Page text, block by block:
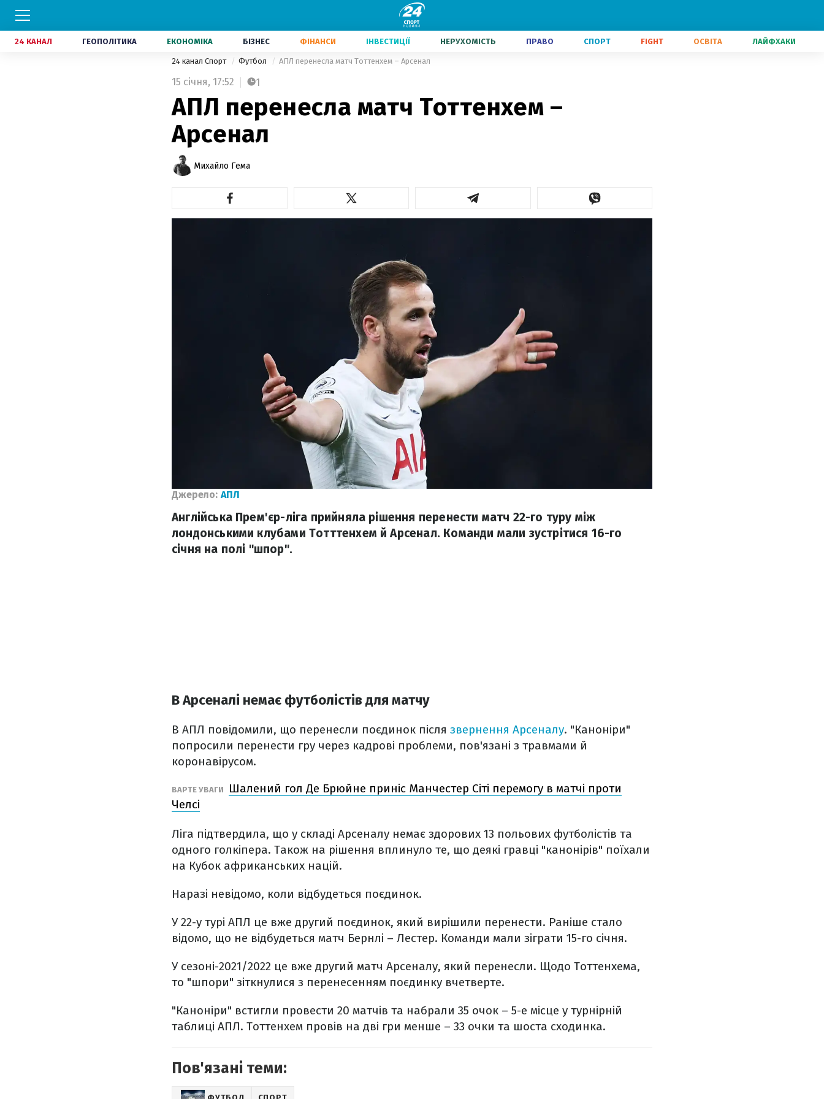
24 КАНАЛ ГЕОПОЛІТИКА ЕКОНОМІКА БІЗНЕС ФІНАНСИ ІНВЕСТИЦІЇ НЕРУХОМІСТЬ ПРАВО СПОРТ FIGHT ОСВІТА ЛАЙФХАКИ
24 канал Спорт Футбол АПЛ перенесла матч Тоттенхем – Арсенал
15 січня, 17:52 1
АПЛ перенесла матч Тоттенхем –
Арсенал
Михайло Гема
Джерело: АПЛ
Англійська Прем'єр-ліга прийняла рішення перенести матч 22-го туру між
лондонськими клубами Тотттенхем й Арсенал. Команди мали зустрітися 16-го
січня на полі "шпор".
В Арсеналі немає футболістів для матчу
В АПЛ повідомили, що перенесли поєдинок після звернення Арсеналу. "Каноніри"
попросили перенести гру через кадрові проблеми, пов'язані з травмами й
коронавірусом.
ВАРТЕ УВАГИ
Шалений гол Де Брюйне приніс Манчестер Сіті перемогу в матчі проти
Челсі
Ліга підтвердила, що у складі Арсеналу немає здорових 13 польових футболістів та
одного голкіпера. Також на рішення вплинуло те, що деякі гравці "канонірів" поїхали
на Кубок африканських націй.
Наразі невідомо, коли відбудеться поєдинок.
У 22-у турі АПЛ це вже другий поєдинок, який вирішили перенести. Раніше стало
відомо, що не відбудеться матч Бернлі – Лестер. Команди мали зіграти 15-го січня.
У сезоні-2021/2022 це вже другий матч Арсеналу, який перенесли. Щодо Тоттенхема,
то "шпори" зіткнулися з перенесенням поєдинку вчетверте.
"Каноніри" встигли провести 20 матчів та набрали 35 очок – 5-е місце у турнірній
таблиці АПЛ. Тоттенхем провів на дві гри менше – 33 очки та шоста сходинка.
Пов'язані теми: